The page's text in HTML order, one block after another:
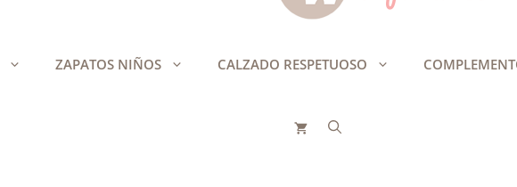
ZAPATOS NIÑOS CALZADO RESPETUOSO